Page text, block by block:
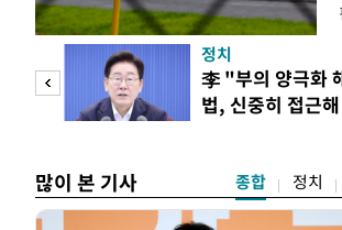
정치
李 "부의 양극화
법, 신중히 접근해
많이 본 기사 종합 정치